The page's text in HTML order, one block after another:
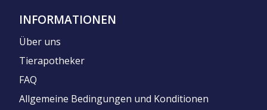
INFORMATIONEN
Über uns
Tierapotheker
FAQ
Allgemeine Bedingungen und Konditionen